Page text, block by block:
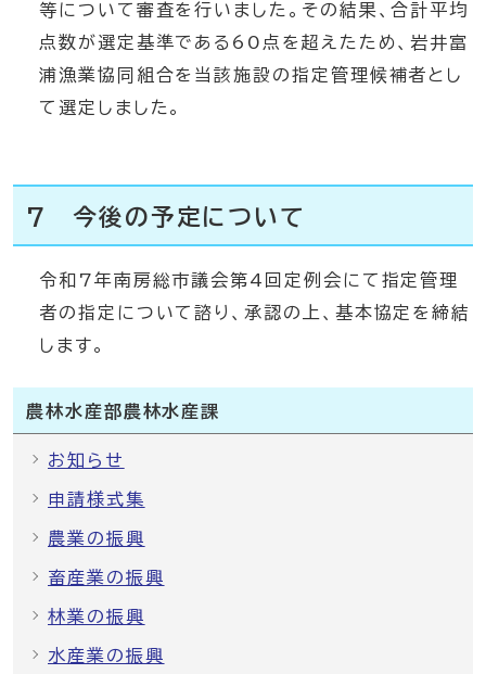
等について審査を行いました。その結果、合計平均
点数が選定基準である60点を超えたため、岩井富
浦漁業協同組合を当該施設の指定管理候補者とし
て選定しました。
7 今後の予定について
令和7年南房総市議会第4回定例会にて指定管理
者の指定について諮り、承認の上、基本協定を締結
します。
農林水産部農林水産課
お知らせ
申請様式集
農業の振興
畜産業の振興
林業の振興
水産業の振興